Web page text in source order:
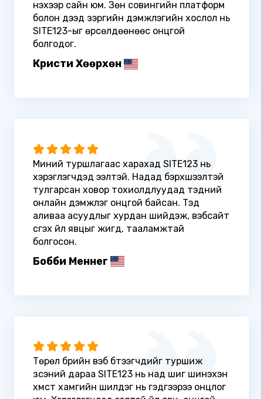
үнэхээр сайн юм. Зөн совингийн платформ
болон дээд зэргийн дэмжлэгийн хослол нь
SITE123-ыг өрсөлдөөнөөс онцгой
болгодог.
Кристи Хөөрхөн
Миний туршлагаас харахад SITE123 нь
хэрэглэгчдэд ээлтэй. Надад бэрхшээлтэй
тулгарсан ховор тохиолдлуудад тэдний
онлайн дэмжлэг онцгой байсан. Тэд
аливаа асуудлыг хурдан шийдэж, вэбсайт
үүсгэх үйл явцыг жигд, тааламжтай
болгосон.
Бобби Меннег
Төрөл бүрийн вэб бүтээгчдийг туршиж
үзсэний дараа SITE123 нь над шиг шинэхэн
хүмүүст хамгийн шилдэг нь гэдгээрээ онцлог